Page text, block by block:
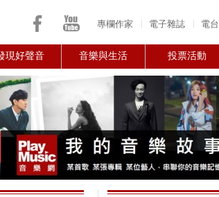
專欄作家 電子雜誌 電台
現好聲音 音樂與生活 投票活動